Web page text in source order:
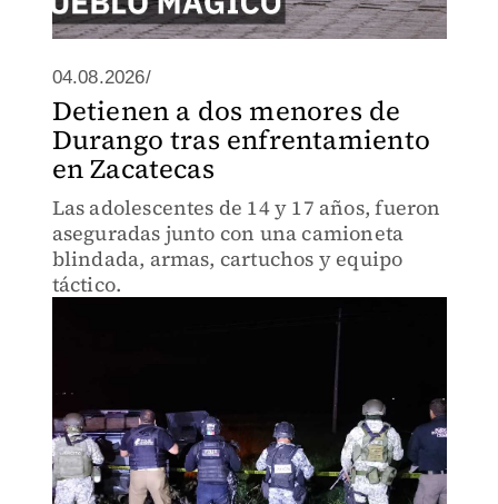
04.08.2026/
Detienen a dos menores de
Durango tras enfrentamiento
en Zacatecas
Las adolescentes de 14 y 17 años, fueron
aseguradas junto con una camioneta
blindada, armas, cartuchos y equipo
táctico.